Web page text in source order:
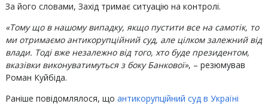
За його словами, Захід тримає ситуацію на контролі.
«Тому що в нашому випадку, якщо пустити все на самотік, то
ми отримаємо антикорупційний суд, але цілком залежний від
влади. Тоді вже незалежно від того, хто буде президентом,
вказівки виконуватимуться з боку Банкової», – резюмував
Роман Куйбіда.
Раніше повідомлялося, що антикорупційний суд в Україні